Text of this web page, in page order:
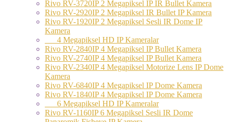
Rivo RV-3720IP 2 Megapiksel IP IR Bullet Kamera
Rivo RV-2920IP 2 Megapiksel IR Bullet IP Kamera
Rivo RV-1920IP 2 Megapiksel Sesli IR Dome IP
Kamera
4 Megapiksel HD IP Kameralar
Rivo RV-2840IP 4 Megapiksel IP Bullet Kamera
Rivo RV-2740IP 4 Megapiksel IP Bullet Kamera
Rivo RV-2340IP 4 Megapiksel Motorize Lens IP Dome
Kamera
Rivo RV-6840IP 4 Megapiksel IP Dome Kamera
Rivo RV-1840IP 4 Megapiksel IP Dome Kamera
6 Megapiksel HD IP Kameralar
Rivo RV-1160IP 6 Megapiksel Sesli IR Dome